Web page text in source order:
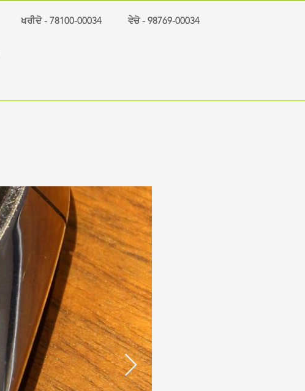
ਖਰੀਦੋ - 78100-00034 ਵੇਚੋ - 98769-00034